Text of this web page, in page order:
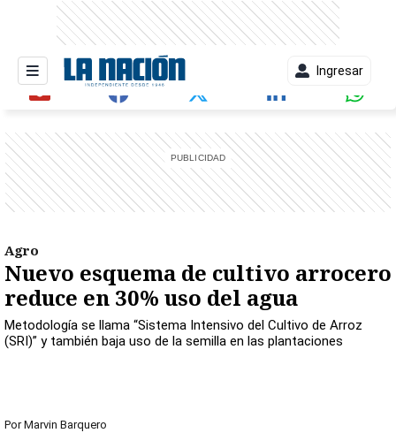
Ingresar
Agro
Nuevo esquema de cultivo arrocero
reduce en 30% uso del agua
Metodología se llama “Sistema Intensivo del Cultivo de Arroz
(SRI)” y también baja uso de la semilla en las plantaciones
Por Marvin Barquero